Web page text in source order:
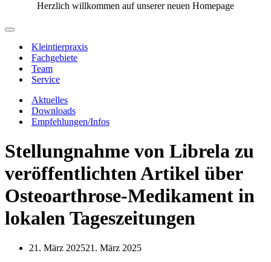
Herzlich willkommen auf unserer neuen Homepage
Navigationsmenü
Kleintierpraxis
Fachgebiete
Team
Service
Aktuelles
Downloads
Empfehlungen/Infos
Stellungnahme von Librela zu
veröffentlichten Artikel über
Osteoarthrose-Medikament in
lokalen Tageszeitungen
21. März 202521. März 2025